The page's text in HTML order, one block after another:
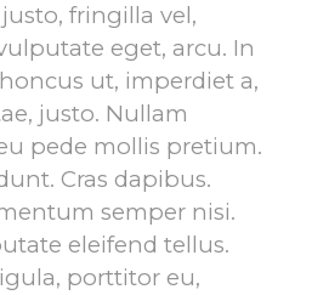
fringilla vel,
eget, arcu. In
ut, imperdiet a,
justo. Nullam
pede mollis pretium.
Cras dapibus.
semper nisi.
eleifend tellus.
porttitor eu,